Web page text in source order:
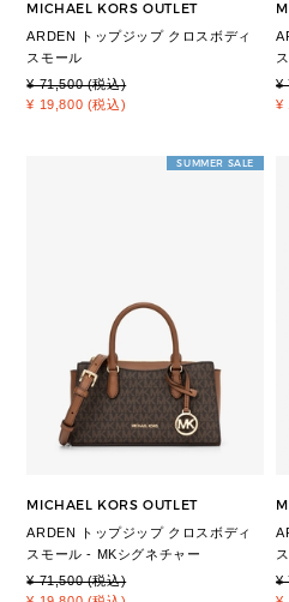
MICHAEL KORS OUTLET
ARDEN トップジップ クロスボディ
スモール
¥ 71,500 (税込)
¥ 19,800 (税込)
¥
¥
SUMMER SALE
MICHAEL KORS OUTLET
ARDEN トップジップ クロスボディ
スモール - MKシグネチャー
¥ 71,500 (税込)
¥